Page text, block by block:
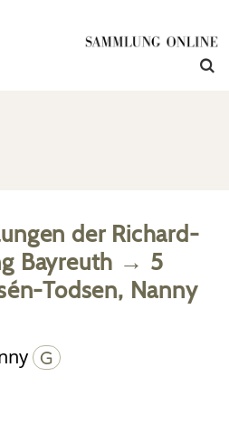
der Richard-
Bayreuth → 5
Todsen, Nanny